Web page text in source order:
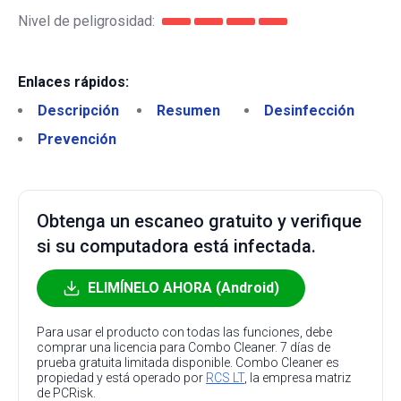
Nivel de peligrosidad:
Enlaces rápidos:
Descripción
Resumen
Desinfección
Prevención
Obtenga un escaneo gratuito y verifique
si su computadora está infectada.
ELIMÍNELO AHORA (Android)
Para usar el producto con todas las funciones, debe
comprar una licencia para Combo Cleaner. 7 días de
prueba gratuita limitada disponible. Combo Cleaner es
propiedad y está operado por RCS LT, la empresa matriz
de PCRisk.